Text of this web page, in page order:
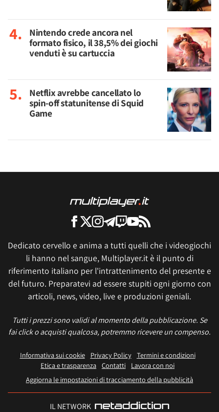
Nintendo crede ancora nel
formato fisico, il 38,5% dei giochi
venduti è su cartuccia
Netflix avrebbe cancellato lo
spin-off statunitense di Squid
Game
Dedicato cervello e anima a tutti quelli che i videogiochi
li hanno nel sangue, Multiplayer.it è il punto di
riferimento italiano per l'intrattenimento del presente e
del futuro. Preparatevi ad essere stupiti ogni giorno con
articoli, news, video, live e produzioni geniali.
Tutti i prezzi sono validi al momento della pubblicazione. Se
fai click o acquisti qualcosa, potremmo ricevere un compenso.
Informativa sui cookie Privacy Policy
Termini e condizioni
Etica e trasparenza Contatti
Lavora con noi
Aggiorna le impostazioni di tracciamento della pubblicità
IL NETWORK